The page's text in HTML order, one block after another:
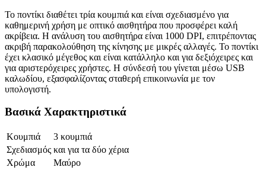
Το ποντίκι διαθέτει τρία κουμπιά και είναι σχεδιασμένο για
καθημερινή χρήση με οπτικό αισθητήρα που προσφέρει καλή
ακρίβεια. Η ανάλυση του αισθητήρα είναι 1000 DPI, επιτρέποντας
ακριβή παρακολούθηση της κίνησης με μικρές αλλαγές. Το ποντίκι
έχει κλασικό μέγεθος και είναι κατάλληλο και για δεξιόχειρες και
για αριστερόχειρες χρήστες. Η σύνδεσή του γίνεται μέσω USB
καλωδίου, εξασφαλίζοντας σταθερή επικοινωνία με τον
υπολογιστή.
Βασικά Χαρακτηριστικά
Κουμπιά
3 κουμπιά
Σχεδιασμός και για τα δύο χέρια
Χρώμα
Μαύρο